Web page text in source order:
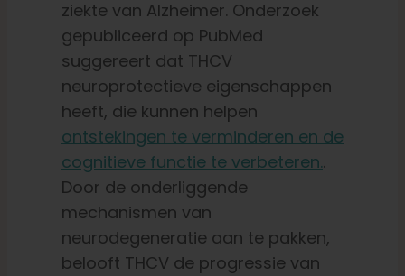
ziekte van Alzheimer. Onderzoek
gepubliceerd op PubMed
suggereert dat THCV
neuroprotectieve eigenschappen
heeft, die kunnen helpen
ontstekingen te verminderen en de
cognitieve functie te verbeteren..
Door de onderliggende
mechanismen van
neurodegeneratie aan te pakken,
belooft THCV de progressie van